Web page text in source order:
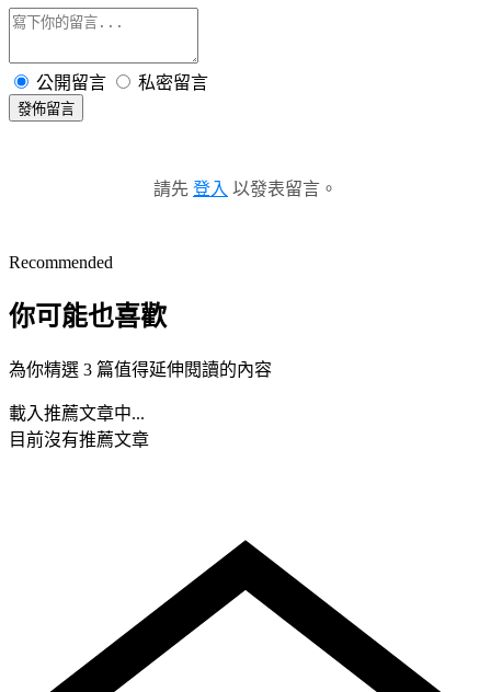
公開留言 私密留言
發佈留言
請先 登入 以發表留言。
Recommended
你可能也喜歡
為你精選 3 篇值得延伸閱讀的內容
載入推薦文章中...
目前沒有推薦文章